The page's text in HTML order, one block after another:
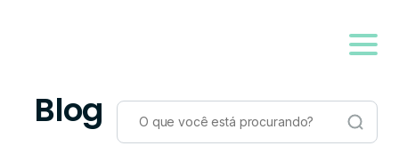
Blog